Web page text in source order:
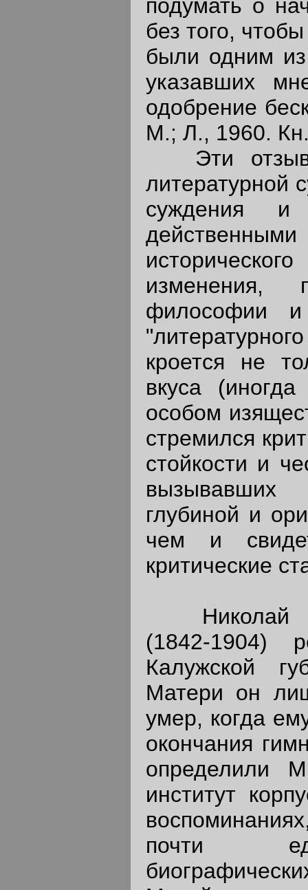
подумать о
без того,
были одним
указавших
одобрение
М.; Л., 1960.
Эти отзывы
литературной
суждения
изменения,
философии и
кроется не
вкуса
особом
стремился
стойкости и
вызывавших
глубиной и
чем и
критические
Николай
(1842-1904)
Калужской
Матери он
умер, когда
окончания
определили
институт
почти